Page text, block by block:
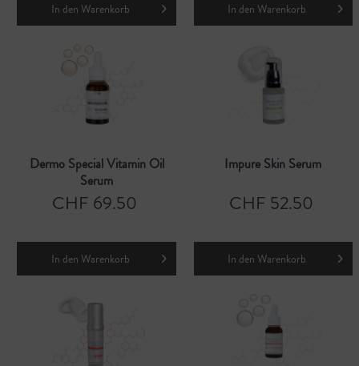
In den Warenkorb In den Warenkorb
Dermo Special Vitamin Oil
Serum
CHF 69.50
In den Warenkorb
Impure Skin Serum
CHF 52.50
In den Warenkorb